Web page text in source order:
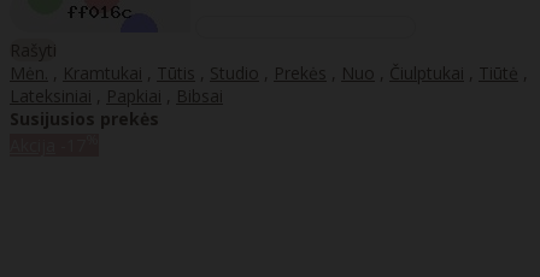
Rašyti
Mėn. , Kramtukai , Tūtis , Studio , Prekės , Nuo , Čiulptukai , Tiūtė ,
Lateksiniai , Papkiai , Bibsai
Susijusios prekės